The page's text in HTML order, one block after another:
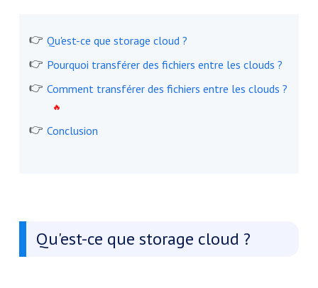
Qu'est-ce que storage cloud ?
Pourquoi transférer des fichiers entre les clouds ?
Comment transférer des fichiers entre les clouds ?
Conclusion
Qu'est-ce que storage cloud ?